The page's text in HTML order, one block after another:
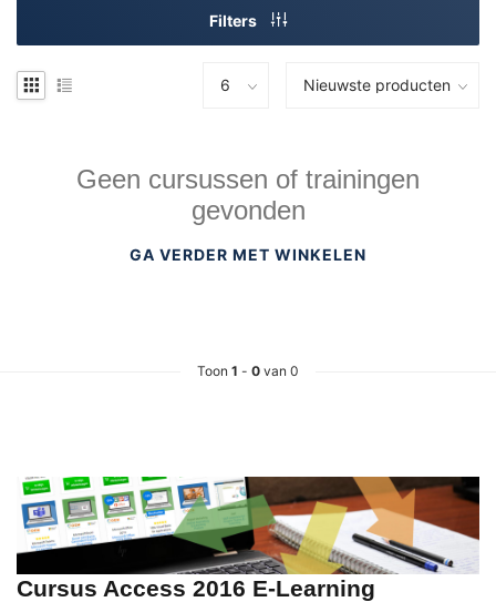
Filters
Geen cursussen of trainingen
gevonden
GA VERDER MET WINKELEN
Toon 1 - 0 van 0
Cursus Access 2016 E-Learning